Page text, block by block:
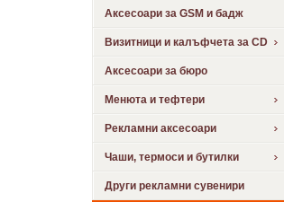
Аксесоари за GSM и бадж
Визитници и калъфчета за CD
Аксесоари за бюро
Менюта и тефтери
Рекламни аксесоари
Чаши, термоси и бутилки
Други рекламни сувенири